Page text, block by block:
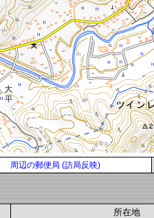
周辺の郵便局 (訪局反映)
所在地